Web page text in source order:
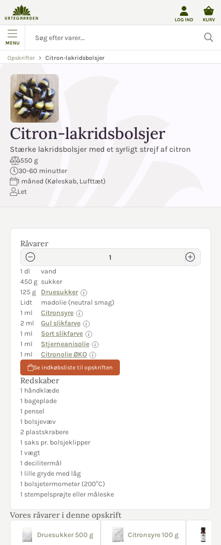
LOG IND KURV
MENU
Opskrifter Citron-lakridsbolsjer
Citron-lakridsbolsjer
Stærke lakridsbolsjer med et syrligt strejf af citron
550 g
30-60 minutter
1 måned (Køleskab, Lufttæt)
Let
Råvarer
1 dl
vand
450 g sukker
125 g
Druesukker
Lidt
madolie (neutral smag)
1 ml
Citronsyre
2 ml
Gul slikfarve
1 ml
Sort slikfarve
1 ml
Stjerneanisolie
1 ml
Citronolie ØKO
Se indkøbsliste til opskriften
Redskaber
1 håndklæde
1 bageplade
1 pensel
1 bolsjevæv
2 plastskrabere
1 saks pr. bolsjeklipper
1 vægt
1 decilitermål
1 lille gryde med låg
1 bolsjetermometer (200°C)
1 stempelsprøjte eller måleske
Vores råvarer i denne opskrift
Druesukker 500 g Citronsyre 100 g